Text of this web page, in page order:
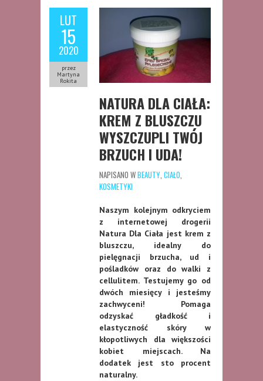
LUT
15
2020
przez
Martyna
Rokita
NATURA DLA CIAŁA:
KREM Z BLUSZCZU
WYSZCZUPLI TWÓJ
BRZUCH I UDA!
NAPISANO WBEAUTY, CIAŁO,
KOSMETYKI
Naszym kolejnym odkryciem
z internetowej drogerii
Natura Dla Ciała jest krem z
bluszczu, idealny do
pielęgnacji brzucha, ud i
pośladków oraz do walki z
cellulitem. Testujemy go od
dwóch miesięcy i jesteśmy
zachwyceni! Pomaga
odzyskać gładkość i
elastyczność skóry w
kłopotliwych dla większości
kobiet miejscach. Na
dodatek jest sto procent
naturalny.